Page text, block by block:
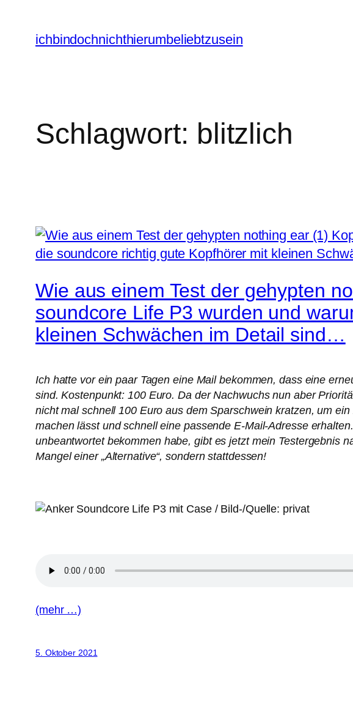
Inhalt
springen
ichbindochnichthierumbeliebtzusein
Schlagwort: blitzlich
Wie aus einem Test der gehypten
soundcore Life P3 wurden und
kleinen Schwächen im Detail sind…
Ich hatte vor ein paar Tagen eine Mail bekommen, dass eine
sind. Kostenpunkt: 100 Euro. Da der Nachwuchs nun aber
nicht mal schnell 100 Euro aus dem Sparschwein kratzen, um
machen lässt und schnell eine passende E-Mail-Adresse
unbeantwortet bekommen habe, gibt es jetzt mein Testergebnis
Mangel einer „Alternative“, sondern stattdessen!
(mehr …)
5. Oktober 2021